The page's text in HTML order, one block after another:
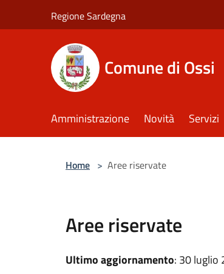
Regione Sardegna
Comune di Ossi
Amministrazione Novità Servizi
Home > Aree riservate
Aree riservate
Ultimo aggiornamento: 30 luglio